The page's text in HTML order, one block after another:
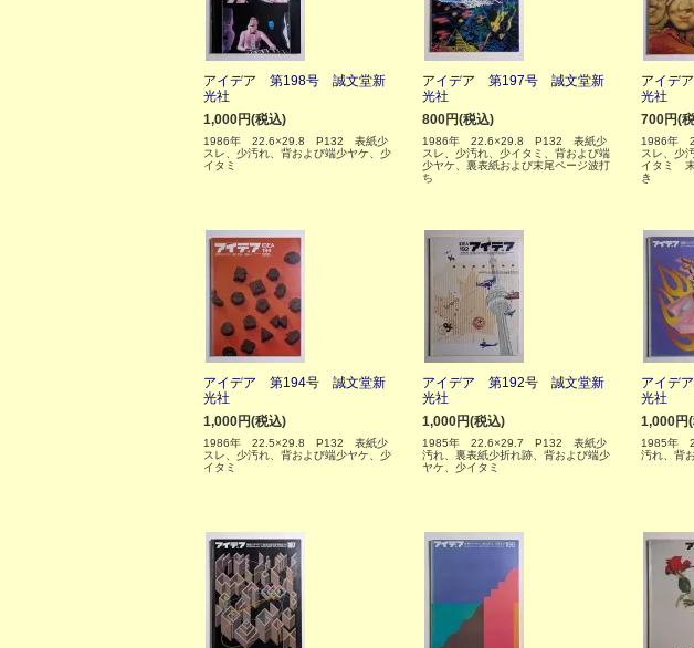
アイデア 第198号 誠文堂新
光社
1,000円(税込)
1986年 22.6×29.8 P132 表紙少
スレ、少汚れ、背および端少ヤケ、少
イタミ
アイデア 第197号 誠文堂新
光社
800円(税込)
1986年 22.6×29.8 P132 表紙少
スレ、少汚れ、少イタミ、背および端
少ヤケ、裏表紙および末尾ページ波打
ち
アイデ
光社
700円(
1986年
スレ、少
イタミ 末
き
アイデア 第194号 誠文堂新
光社
1,000円(税込)
1986年 22.5×29.8 P132 表紙少
スレ、少汚れ、背および端少ヤケ、少
イタミ
アイデア 第192号 誠文堂新
光社
1,000円(税込)
1985年 22.6×29.7 P132 表紙少
汚れ、裏表紙少折れ跡、背および端少
ヤケ、少イタミ
アイデ
光社
1,000円
1985年
汚れ、背